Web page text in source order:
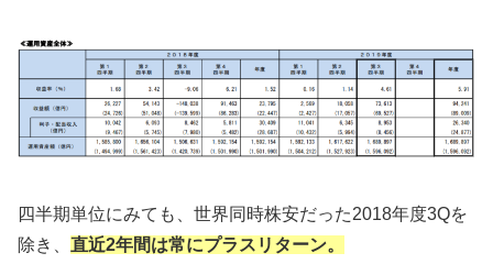
四半期単位にみても、世界同時株安だった2018年度3Qを
除き、 直近2年間は常にプラスリターン。